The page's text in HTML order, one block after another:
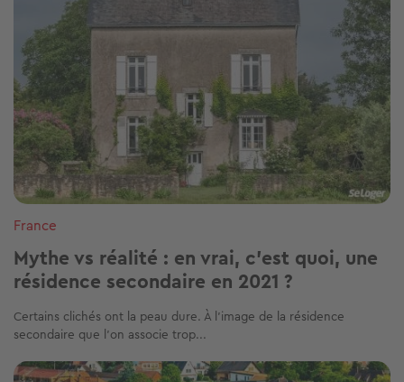
France
Mythe vs réalité : en vrai, c’est quoi, une
résidence secondaire en 2021 ?
Certains clichés ont la peau dure. À l’image de la résidence
secondaire que l’on associe trop...
Image